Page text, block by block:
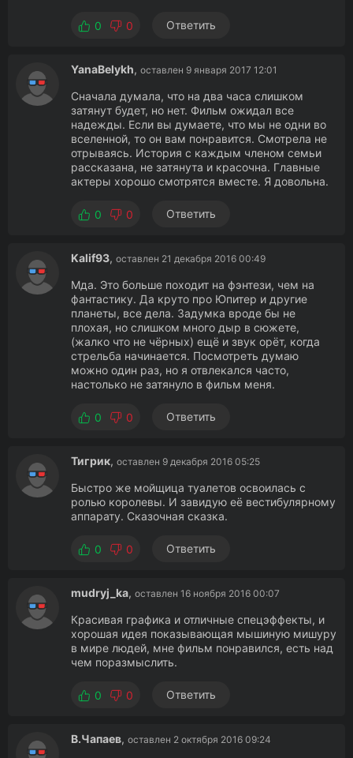
0 0 Ответить
YanaBelykh, оставлен 9 января 2017 12:01
Сначала думала, что на два часа слишком
затянут будет, но нет. Фильм ожидал все
надежды. Если вы думаете, что мы не одни во
вселенной, то он вам понравится. Смотрела не
отрываясь. История с каждым членом семьи
рассказана, не затянута и красочна. Главные
актеры хорошо смотрятся вместе. Я довольна.
0 0 Ответить
Kalif93, оставлен 21 декабря 2016 00:49
Мда. Это больше походит на фэнтези, чем на
фантастику. Да круто про Юпитер и другие
планеты, все дела. Задумка вроде бы не
плохая, но слишком много дыр в сюжете,
(жалко что не чёрных) ещё и звук орёт, когда
стрельба начинается. Посмотреть думаю
можно один раз, но я отвлекался часто,
настолько не затянуло в фильм меня.
0 0 Ответить
Тигрик, оставлен 9 декабря 2016 05:25
Быстро же мойщица туалетов освоилась с
ролью королевы. И завидую её вестибулярному
аппарату. Сказочная сказка.
0 0 Ответить
mudryj_ka, оставлен 16 ноября 2016 00:07
Красивая графика и отличные спецэффекты, и
хорошая идея показывающая мышиную мишуру
в мире людей, мне фильм понравился, есть над
чем поразмыслить.
0 0 Ответить
В.Чапаев, оставлен 2 октября 2016 09:24